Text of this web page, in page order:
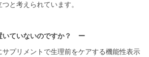
と考えられています。
ていないのですか？ ー
サプリメントで生理前をケアする機能性表示